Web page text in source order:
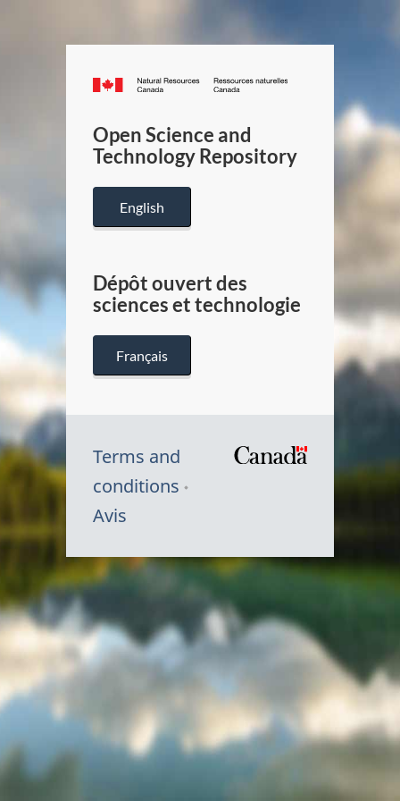
Canada.ca
/
Canada
Open Science and
Technology Repository
English
Dépôt ouvert des
sciences et technologie
Français
Terms and
conditions
Avis
Symbole
du